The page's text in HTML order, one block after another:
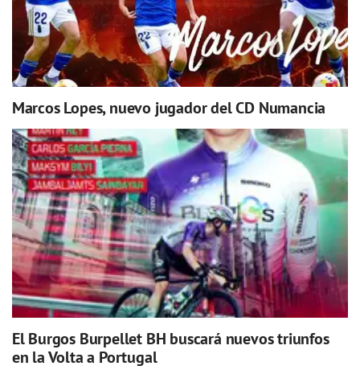
Marcos Lopes, nuevo jugador del CD Numancia
El Burgos Burpellet BH buscará nuevos triunfos
en la Volta a Portugal